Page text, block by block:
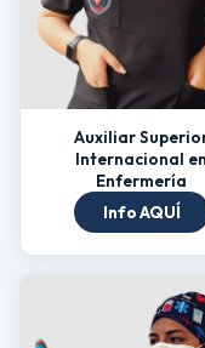
Auxiliar
Internacional en
Enfermería
Info AQUÍ